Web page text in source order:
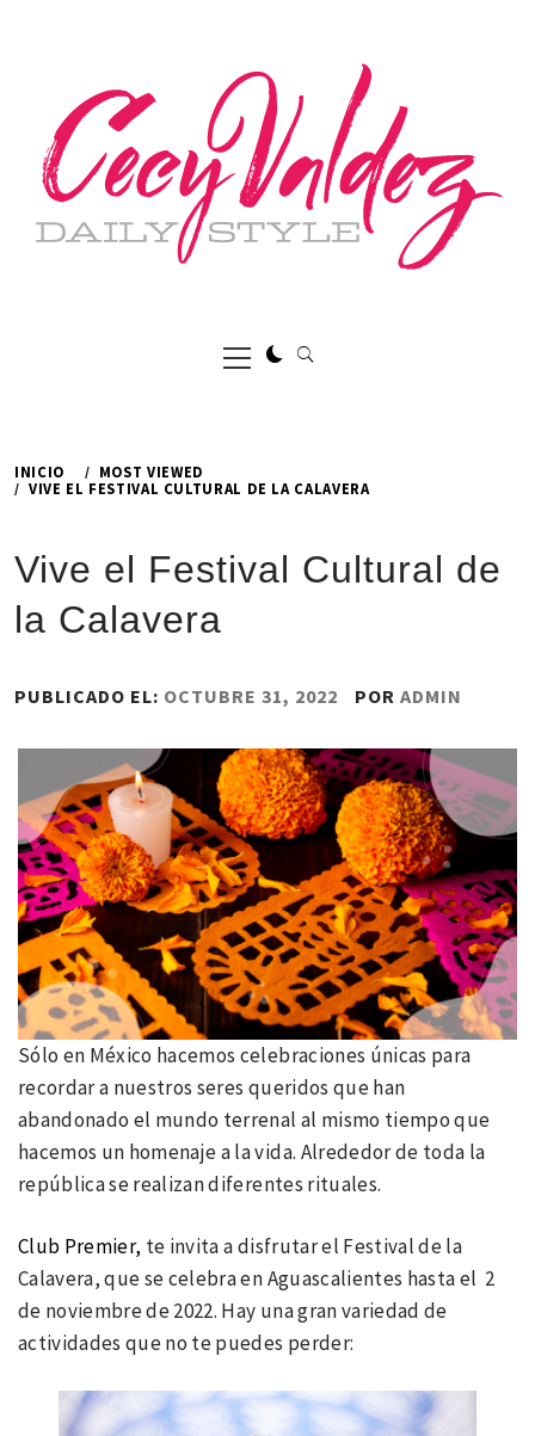
Menú
principal
INICIO
MOST VIEWED
VIVE EL FESTIVAL CULTURAL DE LA CALAVERA
Vive el Festival Cultural de
la Calavera
PUBLICADO EL: OCTUBRE 31, 2022 POR ADMIN
Sólo en México hacemos celebraciones únicas para
recordar a nuestros seres queridos que han
abandonado el mundo terrenal al mismo tiempo que
hacemos un homenaje a la vida. Alrededor de toda la
república se realizan diferentes rituales.
Club Premier, te invita a disfrutar el Festival de la
Calavera, que se celebra en Aguascalientes hasta el 2
de noviembre de 2022. Hay una gran variedad de
actividades que no te puedes perder: